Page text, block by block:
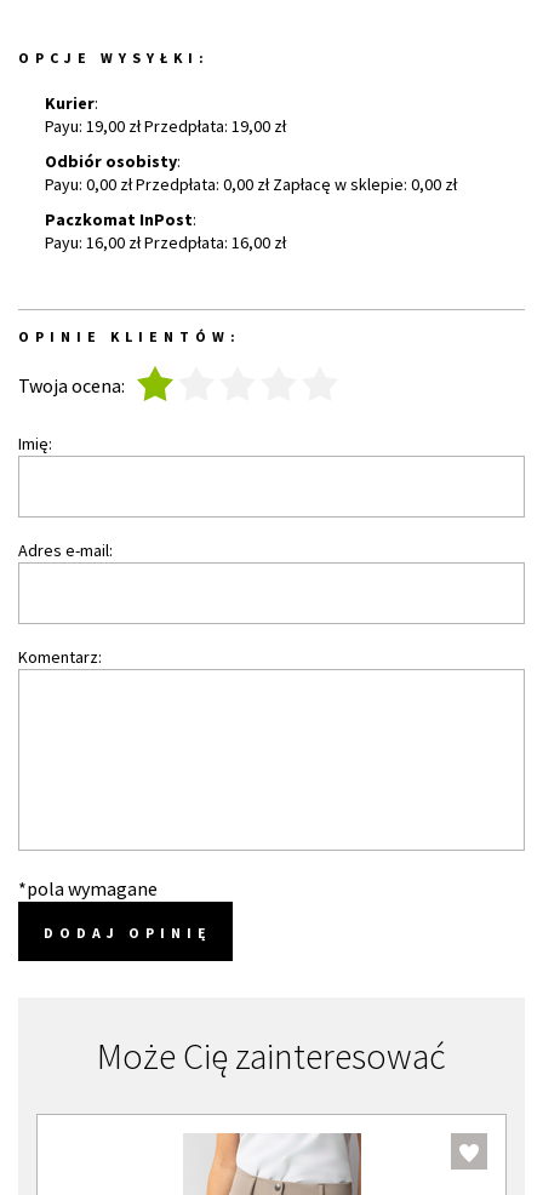
OPCJE WYSYŁKI:
Kurier:
Payu: 19,00 zł Przedpłata: 19,00 zł
Odbiór osobisty:
Payu: 0,00 zł Przedpłata: 0,00 zł Zapłacę w sklepie: 0,00 zł
Paczkomat InPost:
Payu: 16,00 zł Przedpłata: 16,00 zł
OPINIE KLIENTÓW:
Twoja ocena:
Imię:
Adres e-mail:
Komentarz:
*pola wymagane
DODAJ OPINIĘ
Może Cię zainteresować